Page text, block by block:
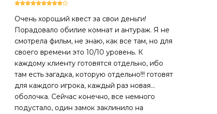
Очень хороший квест за свои деньги!
Порадовало обилие комнат и антураж. Я не
смотрела фильм, не знаю, как все там, но для
своего времени это 10/10 уровень. К
каждому клиенту готовятся отдельно, ибо
там есть загадка, которую отдельно!!! готовят
для каждого игрока, каждый раз новая...
оболочка. Сейчас конечно, все немного
подустало, один замок заклинило на